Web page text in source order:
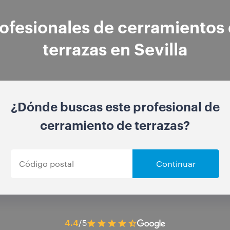
de cerramientos
terrazas en Sevilla
¿Dónde buscas este profesional de
cerramiento de terrazas?
Continuar
4.4/5